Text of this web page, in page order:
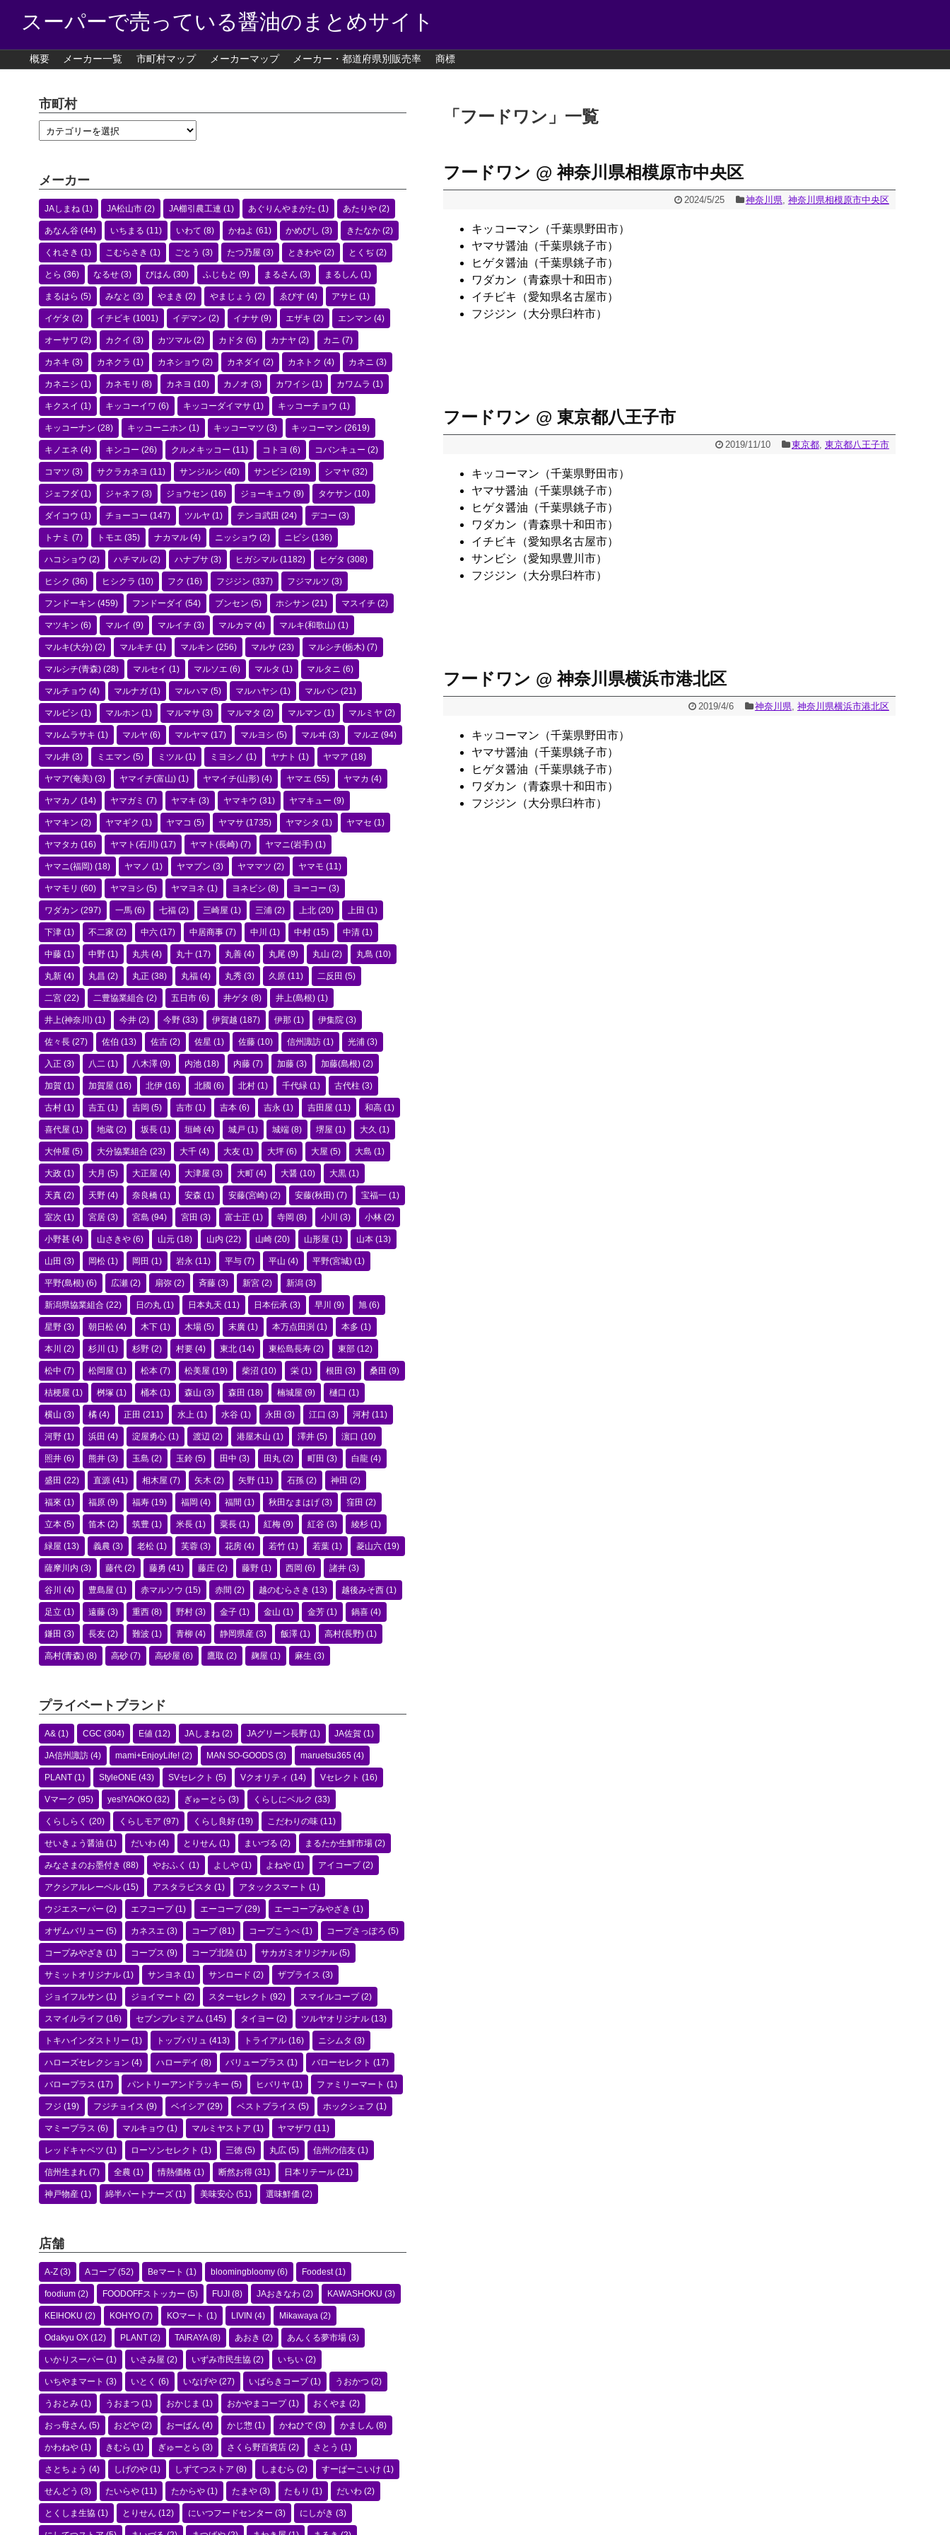
スーパーで売っている醤油のまとめサイト
概要 メーカー一覧 市町村マップ メーカーマップ メーカー・都道府県別販売率 商標
「 フードワン 」 一覧
フードワン @ 神奈川県相模原市中央区
2024/5/25 神奈川県, 神奈川県相模原市中央区
キッコーマン（千葉県野田市）
ヤマサ醤油（千葉県銚子市）
ヒゲタ醤油（千葉県銚子市）
ワダカン（青森県十和田市）
イチビキ（愛知県名古屋市）
フジジン（大分県臼杵市）
フードワン @ 東京都八王子市
2019/11/10 東京都, 東京都八王子市
キッコーマン（千葉県野田市）
ヤマサ醤油（千葉県銚子市）
ヒゲタ醤油（千葉県銚子市）
ワダカン（青森県十和田市）
イチビキ（愛知県名古屋市）
サンビシ（愛知県豊川市）
フジジン（大分県臼杵市）
フードワン @ 神奈川県横浜市港北区
2019/4/6 神奈川県, 神奈川県横浜市港北区
キッコーマン（千葉県野田市）
ヤマサ醤油（千葉県銚子市）
ヒゲタ醤油（千葉県銚子市）
ワダカン（青森県十和田市）
フジジン（大分県臼杵市）
市町村
メーカー
JAしまね (1) JA松山市 (2) JA櫛引農工連 (1) あぐりんやまがた (1) あたりや (2)
あなん谷 (44) いちまる (11) いわて (8) かねよ (61) かめびし (3) きたなか (2)
くれさき (1) こむらさき (1) ごとう (3) たつ乃屋 (3) ときわや (2) とくぢ (2)
とら (36) なるせ (3) びはん (30) ふじもと (9) まるさん (3) まるしん (1)
まるはら (5) みなと (3) やまき (2) やまじょう (2) ゑびす (4) アサヒ (1)
イゲタ (2) イチビキ (1001) イデマン (2) イナサ (9) エザキ (2) エンマン (4)
オーサワ (2) カクイ (3) カツマル (2) カドタ (6) カナヤ (2) カニ (7)
カネキ (3) カネクラ (1) カネショウ (2) カネダイ (2) カネトク (4) カネニ (3)
カネニシ (1) カネモリ (8) カネヨ (10) カノオ (3) カワイシ (1) カワムラ (1)
キクスイ (1) キッコーイワ (6) キッコーダイマサ (1) キッコーチョウ (1)
キッコーナン (28) キッコーニホン (1) キッコーマツ (3) キッコーマン (2619)
キノエネ (4) キンコー (26) クルメキッコー (11) コトヨ (6) コバンキュー (2)
コマツ (3) サクラカネヨ (11) サンジルシ (40) サンビシ (219) シマヤ (32)
ジェフダ (1) ジャネフ (3) ジョウセン (16) ジョーキュウ (9) タケサン (10)
ダイコウ (1) チョーコー (147) ツルヤ (1) テンヨ武田 (24) デコー (3)
トナミ (7) トモエ (35) ナカマル (4) ニッショウ (2) ニビシ (136)
ハコショウ (2) ハチマル (2) ハナブサ (3) ヒガシマル (1182) ヒゲタ (308)
ヒシク (36) ヒシクラ (10) フク (16) フジジン (337) フジマルツ (3)
フンドーキン (459) フンドーダイ (54) ブンセン (5) ホシサン (21) マスイチ (2)
マツキン (6) マルイ (9) マルイチ (3) マルカマ (4) マルキ(和歌山) (1)
マルキ(大分) (2) マルキチ (1) マルキン (256) マルサ (23) マルシチ(栃木) (7)
マルシチ(青森) (28) マルセイ (1) マルソエ (6) マルタ (1) マルタニ (6)
マルチョウ (4) マルナガ (1) マルハマ (5) マルハヤシ (1) マルバン (21)
マルビシ (1) マルホン (1) マルマサ (3) マルマタ (2) マルマン (1) マルミヤ (2)
マルムラサキ (1) マルヤ (6) マルヤマ (17) マルヨシ (5) マルヰ (3) マルヱ (94)
マル井 (3) ミエマン (5) ミツル (1) ミヨシノ (1) ヤナト (1) ヤマア (18)
ヤマア(奄美) (3) ヤマイチ(富山) (1) ヤマイチ(山形) (4) ヤマエ (55) ヤマカ (4)
ヤマカノ (14) ヤマガミ (7) ヤマキ (3) ヤマキウ (31) ヤマキュー (9)
ヤマキン (2) ヤマギク (1) ヤマコ (5) ヤマサ (1735) ヤマシタ (1) ヤマセ (1)
ヤマタカ (16) ヤマト(石川) (17) ヤマト(長崎) (7) ヤマニ(岩手) (1)
ヤマニ(福岡) (18) ヤマノ (1) ヤマブン (3) ヤママツ (2) ヤマモ (11)
ヤマモリ (60) ヤマヨシ (5) ヤマヨネ (1) ヨネビシ (8) ヨーコー (3)
ワダカン (297) 一馬 (6) 七福 (2) 三崎屋 (1) 三浦 (2) 上北 (20) 上田 (1)
下津 (1) 不二家 (2) 中六 (17) 中居商事 (7) 中川 (1) 中村 (15) 中清 (1)
中藤 (1) 中野 (1) 丸共 (4) 丸十 (17) 丸善 (4) 丸尾 (9) 丸山 (2) 丸島 (10)
丸新 (4) 丸昌 (2) 丸正 (38) 丸福 (4) 丸秀 (3) 久原 (11) 二反田 (5)
二宮 (22) 二豊協業組合 (2) 五日市 (6) 井ゲタ (8) 井上(島根) (1)
井上(神奈川) (1) 今井 (2) 今野 (33) 伊賀越 (187) 伊那 (1) 伊集院 (3)
佐々長 (27) 佐伯 (13) 佐吉 (2) 佐星 (1) 佐藤 (10) 信州諏訪 (1) 光浦 (3)
入正 (3) 八二 (1) 八木澤 (9) 内池 (18) 内藤 (7) 加藤 (3) 加藤(島根) (2)
加賀 (1) 加賀屋 (16) 北伊 (16) 北國 (6) 北村 (1) 千代緑 (1) 古代柱 (3)
古村 (1) 吉五 (1) 吉岡 (5) 吉市 (1) 吉本 (6) 吉永 (1) 吉田屋 (11) 和高 (1)
喜代屋 (1) 地蔵 (2) 坂長 (1) 垣崎 (4) 城戸 (1) 城端 (8) 堺屋 (1) 大久 (1)
大仲屋 (5) 大分協業組合 (23) 大千 (4) 大友 (1) 大坪 (6) 大屋 (5) 大島 (1)
大政 (1) 大月 (5) 大正屋 (4) 大津屋 (3) 大町 (4) 大醤 (10) 大黒 (1)
天真 (2) 天野 (4) 奈良橋 (1) 安森 (1) 安藤(宮崎) (2) 安藤(秋田) (7) 宝福一 (1)
室次 (1) 宮居 (3) 宮島 (94) 宮田 (3) 富士正 (1) 寺岡 (8) 小川 (3) 小林 (2)
小野甚 (4) 山さきや (6) 山元 (18) 山内 (22) 山崎 (20) 山形屋 (1) 山本 (13)
山田 (3) 岡松 (1) 岡田 (1) 岩永 (11) 平与 (7) 平山 (4) 平野(宮城) (1)
平野(島根) (6) 広瀬 (2) 扇弥 (2) 斉藤 (3) 新宮 (2) 新潟 (3)
新潟県協業組合 (22) 日の丸 (1) 日本丸天 (11) 日本伝承 (3) 早川 (9) 旭 (6)
星野 (3) 朝日松 (4) 木下 (1) 木場 (5) 末廣 (1) 本万点田渕 (1) 本多 (1)
本川 (2) 杉川 (1) 杉野 (2) 村要 (4) 東北 (14) 東松島長寿 (2) 東部 (12)
松中 (7) 松岡屋 (1) 松本 (7) 松美屋 (19) 柴沼 (10) 栄 (1) 根田 (3) 桑田 (9)
桔梗屋 (1) 桝塚 (1) 桶本 (1) 森山 (3) 森田 (18) 楠城屋 (9) 樋口 (1)
横山 (3) 橘 (4) 正田 (211) 水上 (1) 水谷 (1) 永田 (3) 江口 (3) 河村 (11)
河野 (1) 浜田 (4) 淀屋勇心 (1) 渡辺 (2) 港屋木山 (1) 澤井 (5) 濵口 (10)
照井 (6) 熊井 (3) 玉島 (2) 玉鈴 (5) 田中 (3) 田丸 (2) 町田 (3) 白龍 (4)
盛田 (22) 直源 (41) 相木屋 (7) 矢木 (2) 矢野 (11) 石孫 (2) 神田 (2)
福來 (1) 福原 (9) 福寿 (19) 福岡 (4) 福間 (1) 秋田なまはげ (3) 窪田 (2)
立本 (5) 笛木 (2) 筑豊 (1) 米長 (1) 粟長 (1) 紅梅 (9) 紅谷 (3) 綾杉 (1)
緑屋 (13) 義農 (3) 老松 (1) 芙蓉 (3) 花房 (4) 若竹 (1) 若葉 (1) 菱山六 (19)
薩摩川内 (3) 藤代 (2) 藤勇 (41) 藤庄 (2) 藤野 (1) 西岡 (6) 諸井 (3)
谷川 (4) 豊島屋 (1) 赤マルソウ (15) 赤間 (2) 越のむらさき (13) 越後みそ西 (1)
足立 (1) 遠藤 (3) 重西 (8) 野村 (3) 金子 (1) 金山 (1) 金芳 (1) 鍋喜 (4)
鎌田 (3) 長友 (2) 難波 (1) 青柳 (4) 静岡県産 (3) 飯澤 (1) 高村(長野) (1)
高村(青森) (8) 高砂 (7) 高砂屋 (6) 鷹取 (2) 麹屋 (1) 麻生 (3)
プライベートブランド
A& (1) CGC (304) E値 (12) JAしまね (2) JAグリーン長野 (1) JA佐賀 (1)
JA信州諏訪 (4) mami+EnjoyLife! (2) MAN SO-GOODS (3) maruetsu365 (4)
PLANT (1) StyleONE (43) SVセレクト (5) Vクオリティ (14) Vセレクト (16)
Vマーク (95) yes!YAOKO (32) ぎゅーとら (3) くらしにベルク (33)
くらしらく (20) くらしモア (97) くらし良好 (19) こだわりの味 (11)
せいきょう醤油 (1) だいわ (4) とりせん (1) まいづる (2) まるたか生鮮市場 (2)
みなさまのお墨付き (88) やおふく (1) よしや (1) よねや (1) アイコープ(2)
アクシアルレーベル (15) アスタラビスタ (1) アタックスマート (1)
ウジエスーパー (2) エフコープ(1) エーコープ(29) エーコープみやざき (1)
オザムバリュー (5) カネスエ (3) コープ(81) コープこうべ (1) コープさっぽろ (5)
コープみやざき (1) コープス (9) コープ北陸 (1) サカガミオリジナル (5)
サミットオリジナル (1) サンヨネ (1) サンロード (2) ザプライス (3)
ジョイフルサン (1) ジョイマート (2) スターセレクト (92) スマイルコープ(2)
スマイルライフ (16) セブンプレミアム (145) タイヨー (2) ツルヤオリジナル (13)
トキハインダストリー (1) トップバリュ (413) トライアル (16) ニシムタ (3)
ハローズセレクション (4) ハローデイ (8) バリュープラス (1) バローセレクト (17)
バロープラス (17) パントリーアンドラッキー (5) ヒバリヤ (1) ファミリーマート (1)
フジ (19) フジチョイス (9) ベイシア (29) ベストプライス (5) ホックシェフ (1)
マミープラス (6) マルキョウ (1) マルミヤストア (1) ヤマザワ (11)
レッドキャベツ (1) ローソンセレクト (1) 三徳 (5) 丸広 (5) 信州の信友 (1)
信州生まれ (7) 全農 (1) 情熱価格 (1) 断然お得 (31) 日本リテール (21)
神戸物産 (1) 綿半パートナーズ (1) 美味安心 (51) 選味鮮価 (2)
店舗
A-Z (3) Aコープ(52) Beマート (1) bloomingbloomy (6) Foodest(1)
foodium (2) FOODOFFストッカー (5) FUJI (8) JAおきなわ (2) KAWASHOKU (3)
KEIHOKU (2) KOHYO (7) KOマート (1) LIVIN (4) Mikawaya (2)
Odakyu OX (12) PLANT (2) TAIRAYA(8) あおき (2) あんくる夢市場 (3)
いかりスーパー (1) いさみ屋 (2) いずみ市民生協 (2) いちい (2)
いちやまマート (3) いとく (6) いなげや (27) いばらきコープ(1) うおかつ (2)
うおとみ (1) うおまつ (1) おかじま (1) おかやまコープ(1) おくやま (2)
おっ母さん (5) おどや (2) おーばん (4) かじ惣 (1) かねひで (3) かましん (8)
かわねや (1) きむら (1) ぎゅーとら (3) さくら野百貨店 (2) さとう (1)
さとちょう (4) しげのや (1) しずてつストア (8) しまむら (2) すーぱーこいけ (1)
せんどう (3) たいらや (11) たからや (1) たまや (3) たもり (1) だいわ (2)
とくしま生協 (1) とりせん (12) にいつフードセンター (3) にしがき (3)